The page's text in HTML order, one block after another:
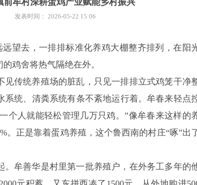
牟村深耕蛋鸡产业赋能乡村振兴
发表时间： 2026-05-22 15:06
望去，一排排标准化养鸡大棚整齐排列，在阳
鸡舍将热气隔绝在外。
传统养殖场的脏乱，只见一排排立式鸡笼干净
统、清粪系统有条不紊地运行着。牟春来轻点
个人就能轻松管理几万只鸡。”像牟春来这样的
。正是靠着蛋鸡养殖，这个鲁西南的村庄“啄”出
。牟善华是村里第一批养殖户，在外务工多年的